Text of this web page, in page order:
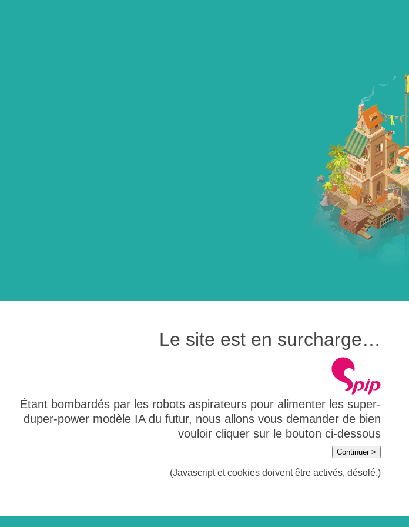
Le site est en surcharge…
Étant bombardés par les robots aspirateurs pour alimenter les super-
duper-power modèle IA du futur, nous allons vous demander de bien
vouloir cliquer sur le bouton ci-dessous
Continuer >
(Javascript et cookies doivent être activés, désolé.)